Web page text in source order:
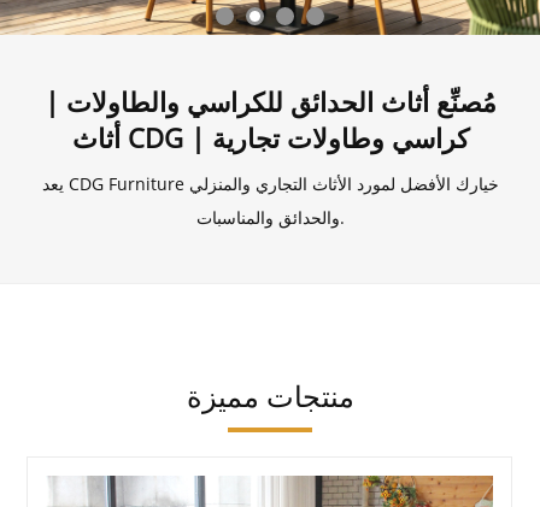
مُصنِّع أثاث الحدائق للكراسي والطاولات |
أثاث CDG | كراسي وطاولات تجارية
يعد CDG Furniture خيارك الأفضل لمورد الأثاث التجاري والمنزلي
والحدائق والمناسبات.
منتجات مميزة